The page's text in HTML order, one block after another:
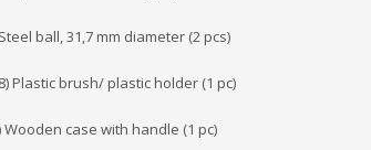
ball, 31,7 mm diameter (2 pcs)
Plastic brush/ plastic holder (1 pc)
Wooden case with handle (1 pc)